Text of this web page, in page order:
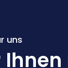
uns